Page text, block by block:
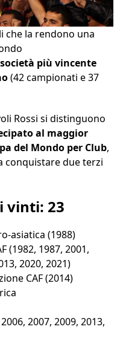
che la rendono una
società più vincente
(42 campionati e 37
Rossi si distinguono
al maggior
del Mondo per Club,
conquistare due terzi
vinti: 23
asiatica (1988)
(1982, 1987, 2001,
2020, 2021)
CAF (2014)
2007, 2009, 2013,